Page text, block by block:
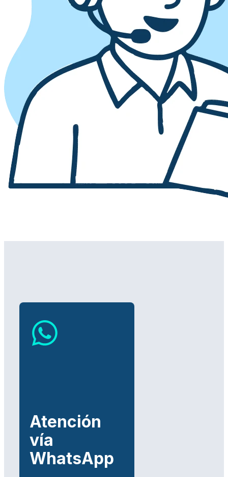
Atención
vía
WhatsApp